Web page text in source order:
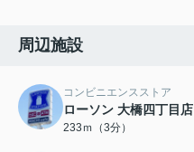
周辺施設
コンビニエンスストア
ローソン 大橋四丁目店
233ｍ（3分）